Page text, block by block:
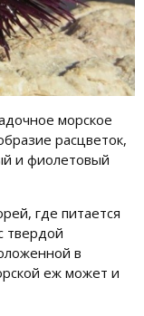
морское
расцветок,
и фиолетовый
где питается
твердой
в
еж может и